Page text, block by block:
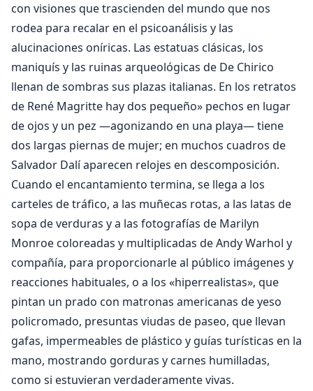
con visiones que trascienden del mundo que nos
rodea para recalar en el psicoanálisis y las
alucinaciones oníricas. Las estatuas clásicas, los
maniquís y las ruinas arqueológicas de De Chirico
llenan de sombras sus plazas italianas. En los retratos
de René Magritte hay dos pequeño» pechos en lugar
de ojos y un pez —agonizando en una playa— tiene
dos largas piernas de mujer; en muchos cuadros de
Salvador Dalí aparecen relojes en descomposición.
Cuando el encantamiento termina, se llega a los
carteles de tráfico, a las muñecas rotas, a las latas de
sopa de verduras y a las fotografías de Marilyn
Monroe coloreadas y multiplicadas de Andy Warhol y
compañía, para proporcionarle al público imágenes y
reacciones habituales, o a los «hiperrealistas», que
pintan un prado con matronas americanas de yeso
policromado, presuntas viudas de paseo, que llevan
gafas, impermeables de plástico y guías turísticas en la
mano, mostrando gorduras y carnes humilladas,
como si estuvieran verdaderamente vivas.